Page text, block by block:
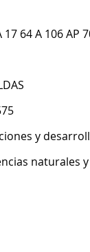
17 64 A 106 AP
y
naturales